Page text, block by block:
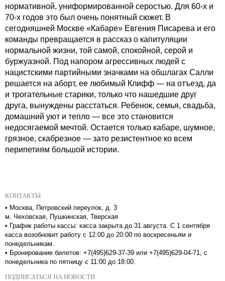
нормативной, униформированной серостью. Для 60-х и
70-х годов это был очень понятный сюжет. В
сегодняшней Москве «Кабаре» Евгения Писарева и его
команды превращается в рассказ о капитуляции
нормальной жизни, той самой, спокойной, серой и
буржуазной. Под напором агрессивных людей с
нацистскими партийными значками на обшлагах Салли
решается на аборт, ее любимый Клифф — на отъезд, да
и трогательные старики, только что нашедшие друг
друга, вынуждены расстаться. Ребенок, семья, свадьба,
домашний уют и тепло — все это становится
недосягаемой мечтой. Остается только кабаре, шумное,
грязное, скабрезное — зато резистентное ко всем
перипетиям большой истории.
КОНТАКТЫ
• Москва, Петровский переулок, д. 3
м. Чеховская, Пушкинская, Тверская
• График работы кассы: касса закрыта до 31 августа. С 1 сентября
касса возобновит работу с 12:00 до 20:00 по воскресеньям и
понедельникам.
• Бронирование билетов: +7(495)629-37-39 или +7(495)629-04-71, с
понедельника по пятницу с 11:00 до 18:00.
ПОДПИСАТЬСЯ НА НОВОСТИ